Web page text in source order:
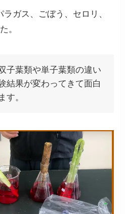
ガス、ごぼう、セロリ、
。
子葉類や単子葉類の違い
結果が変わってきて面白
す。